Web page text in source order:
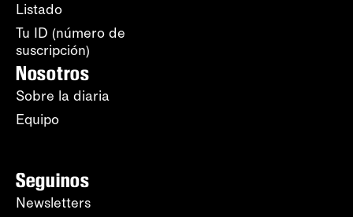
Listado
Tu ID (número de
suscripción)
Nosotros
Sobre la diaria
Equipo
Seguinos
Newsletters